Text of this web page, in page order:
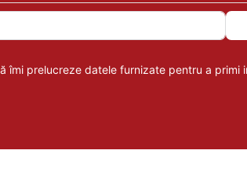
îmi prelucreze datele furnizate pentru a primi